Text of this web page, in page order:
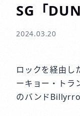
SG「
2024.03.20
ロックを経由し
ーキョー・トラ
のバンド